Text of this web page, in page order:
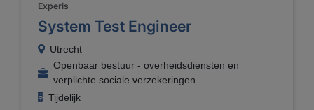
Experis
System Test Engineer
Utrecht
Openbaar bestuur - overheidsdiensten en
verplichte sociale verzekeringen
Tijdelijk